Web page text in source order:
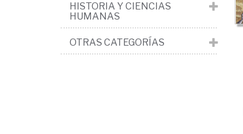
HISTORIA Y CIENCIAS
HUMANAS
OTRAS CATEGORÍAS